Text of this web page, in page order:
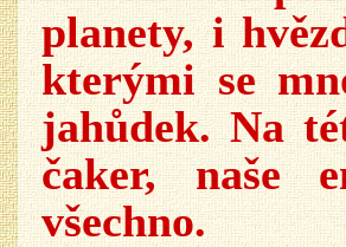
planety, i
kterými se
jahůdek. Na
čaker, naše
všechno.